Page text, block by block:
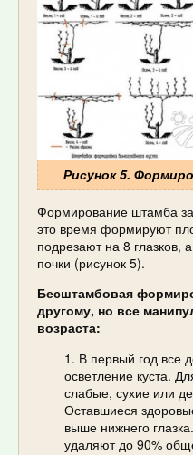
Рисунок 5.
Формирование штамба
это время формируют
подрезают на 8 глазков,
почки (рисунок 5).
Бесштамбовая
другому, но все
возраста:
В первый год все
осветление куста.
слабые, сухие или
Оставшиеся
выше нижнего
удаляют до 90%